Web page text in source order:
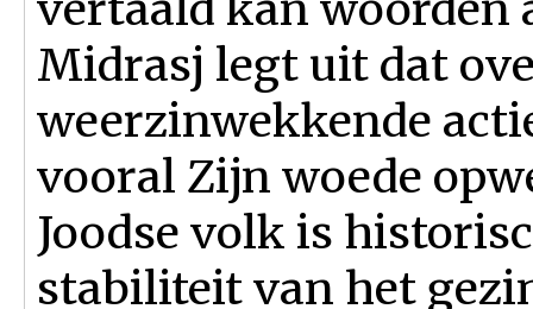
Midrasj legt uit dat
weerzinwekkende
vooral Zijn woede
Joodse volk is
stabiliteit van het